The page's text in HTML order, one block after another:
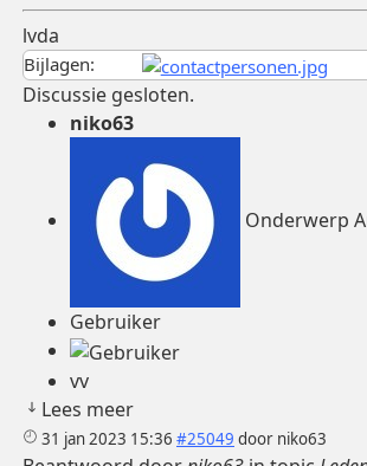
lvda
Bijlagen:
Discussie gesloten.
niko63
Onderwerp
Gebruiker
vv
Lees meer
31 jan 2023 15:36 #25049 door niko63